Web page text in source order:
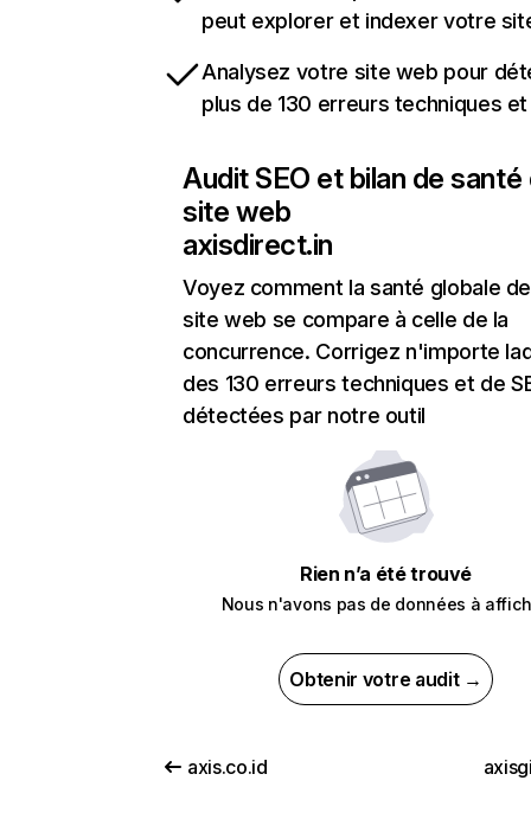
peut explorer et indexer votre
Analysez votre site web pour
plus de 130 erreurs techniques et
Audit SEO et bilan de santé
site web
axisdirect.in
Voyez comment la santé globale
site web se compare à celle de la
concurrence. Corrigez n'importe
des 130 erreurs techniques et de
détectées par notre outil
Rien n’a été trouvé
Nous n'avons pas de données à
Obtenir votre audit →
axis.co.id